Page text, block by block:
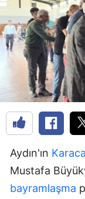
Aydın'ın
Mustafa
bayramlaşma